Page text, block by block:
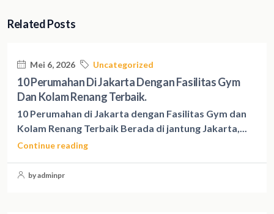
Related Posts
Mei 6, 2026 Uncategorized
10 Perumahan Di Jakarta Dengan Fasilitas Gym
Dan Kolam Renang Terbaik.
10 Perumahan di Jakarta dengan Fasilitas Gym dan
Kolam Renang Terbaik Berada di jantung Jakarta,...
Continue reading
by adminpr